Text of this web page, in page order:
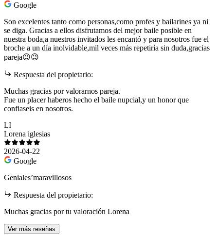
Google
Son excelentes tanto como personas,como profes y bailarines ya ni
se diga. Gracias a ellos disfrutamos del mejor baile posible en
nuestra boda,a nuestros invitados les encantó y para nosotros fue el
broche a un día inolvidable,mil veces más repetiría sin duda,gracias
pareja😉😉
Respuesta del propietario:
Muchas gracias por valorarnos pareja.
Fue un placer haberos hecho el baile nupcial,y un honor que
confiaseis en nosotros.
LI
Lorena iglesias
2026-04-22
Google
Geniales’maravillosos
Respuesta del propietario:
Muchas gracias por tu valoración Lorena
Ver más reseñas